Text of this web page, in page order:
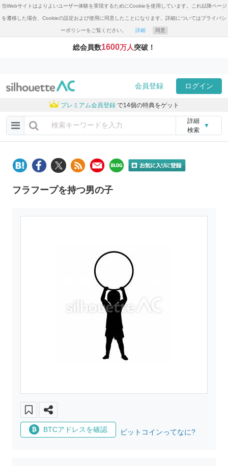
当Webサイトはよりよいユーザー体験を実現するためにCookieを使用しています。これ以降ページ
を遷移した場合、Cookieの設定および使用に同意したことになります。詳細についてはプライバシ
ーポリシーをご覧ください。 詳細 同意
総会員数1600万人突破！
会員登録 ログイン
プレミアム会員登録 で14個の特典をゲット
詳細
検索
▼
フラフープを持つ男の子
BTCアドレスを確認 ビットコインってなに?